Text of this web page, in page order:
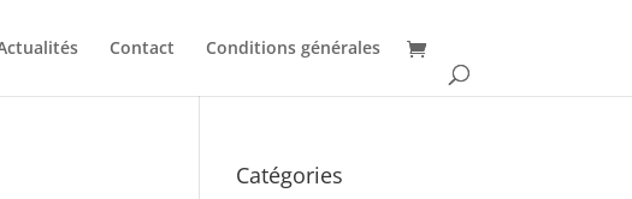
Contact Conditions générales
Catégories